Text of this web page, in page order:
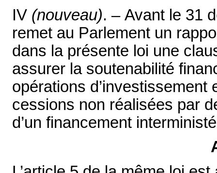
IV (nouveau). – Avant le 31
remet au Parlement un
dans la présente loi une
assurer la soutenabilité
opérations
cessions non réalisées par
d’un financement